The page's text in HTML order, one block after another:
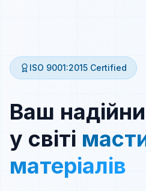
ISO 9001:2015 Certified
Ваш
у світі
матеріалів